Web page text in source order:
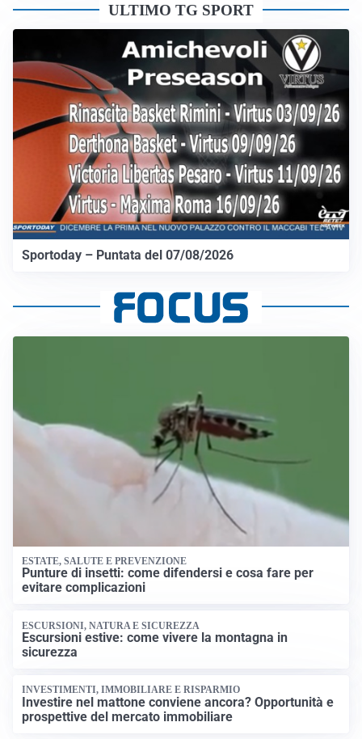
ULTIMO TG SPORT
Sportoday – Puntata del 07/08/2026
ESTATE, SALUTE E PREVENZIONE
Punture di insetti: come difendersi e cosa fare per
evitare complicazioni
ESCURSIONI, NATURA E SICUREZZA
Escursioni estive: come vivere la montagna in
sicurezza
INVESTIMENTI, IMMOBILIARE E RISPARMIO
Investire nel mattone conviene ancora? Opportunità e
prospettive del mercato immobiliare